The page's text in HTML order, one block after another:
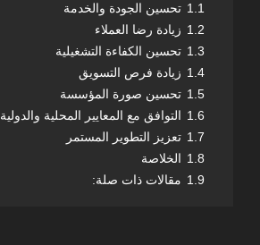
1.1 تحسين الجودة والخدمة
1.2 زيادة رضا العملاء
1.3 تحسين الكفاءة التشغيلية
1.4 زيادة فرص التسويق
1.5 تحسين صورة المؤسسة
1.6 التوافق مع المعايير المحلية والدولية
1.7 تعزيز التطوير المستمر
1.8 الخلاصة
1.9 مقالات ذات صلة: